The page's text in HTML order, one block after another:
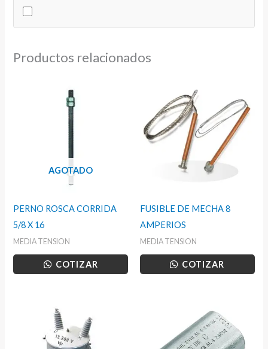
Productos relacionados
AGOTADO
PERNO ROSCA CORRIDA
5/8 X 16
MEDIA TENSION
COTIZAR
FUSIBLE DE MECHA 8
AMPERIOS
MEDIA TENSION
COTIZAR